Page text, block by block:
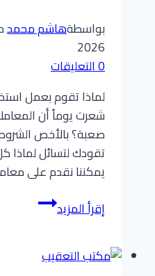
مكتب
التعقيب
مباشرة
بواسطةهاشم محمد
2026
0 التعليقات
لماذا تقوم بعمل
شعرت يوماً أن
صعبة؟ بالأخص
تقودك لتسائل لماذا
يمكننا نقدم على
إقرأ المزيداستخراج
تصريح
بفلوس: